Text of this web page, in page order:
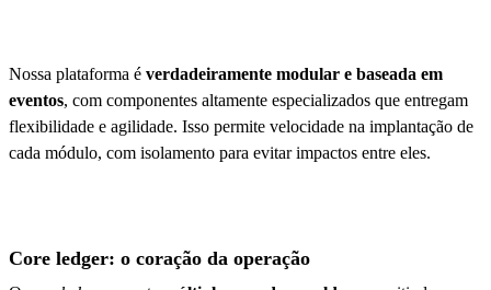
Nossa plataforma é verdadeiramente modular e baseada em
eventos, com componentes altamente especializados que entregam
flexibilidade e agilidade. Isso permite velocidade na implantação de
cada módulo, com isolamento para evitar impactos entre eles.
Core ledger: o coração da operação